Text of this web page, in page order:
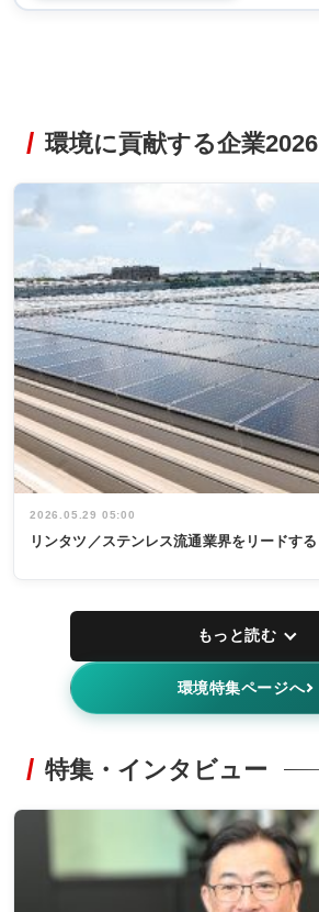
環境に貢献する企業2026
2026.05.29 05:00
リンタツ／ステンレス流通業界をリードする
もっと読む
環境特集ページへ
特集・インタビュー